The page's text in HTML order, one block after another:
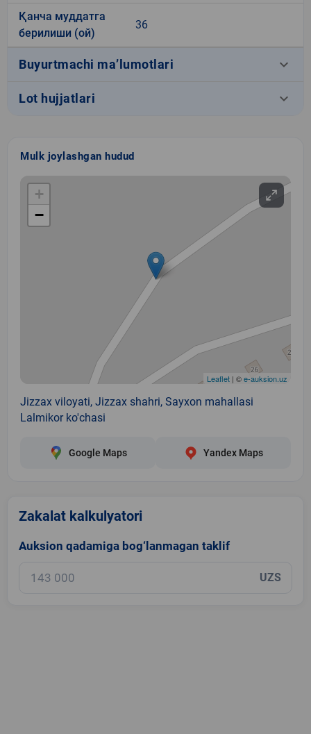
Қанча муддатга
берилиши (ой)
36
Buyurtmachi ma’lumotlari keyboard_arrow_down
Lot hujjatlari keyboard_arrow_down
Mulk joylashgan hudud
+
−
Leaflet | ©e-auksion.uz
Jizzax viloyati, Jizzax shahri, Sayxon mahallasi
Lalmikor ko'chasi
Google Maps Yandex Maps
Zakalat kalkulyatori
Auksion qadamiga bog‘lanmagan taklif
UZS